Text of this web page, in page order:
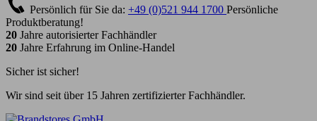
Persönlich für Sie da: +49 (0)521 944 1700 Persönliche
Produktberatung!
20 Jahre autorisierter Fachhändler
20 Jahre Erfahrung im Online-Handel
Sicher ist sicher!
Wir sind seit über 15 Jahren zertifizierter Fachhändler.